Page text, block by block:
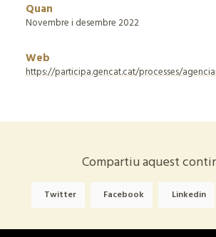
Quan
Novembre i desembre 2022
Web
https://participa.gencat.cat/processes/
Compartiu aquest
Twitter Facebook Linkedin